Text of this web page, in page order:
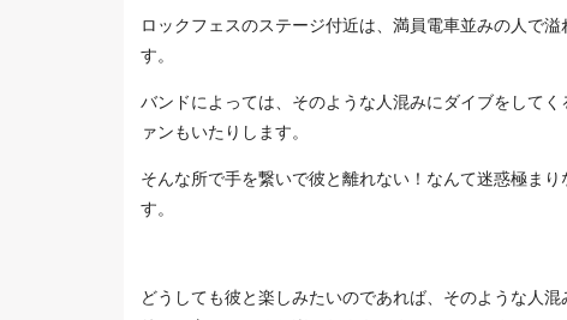
ロックフェスのステージ付近は、満員電車並みの人で溢
す。
バンドによっては、そのような人混みにダイブをしてく
ァンもいたりします。
そんな所で手を繋いで彼と離れない！なんて迷惑極まり
す。
どうしても彼と楽しみたいのであれば、そのような人混